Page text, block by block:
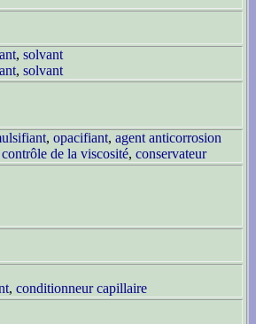
, solvant
, solvant
, opacifiant, agent anticorrosion
de la viscosité, conservateur
, conditionneur capillaire